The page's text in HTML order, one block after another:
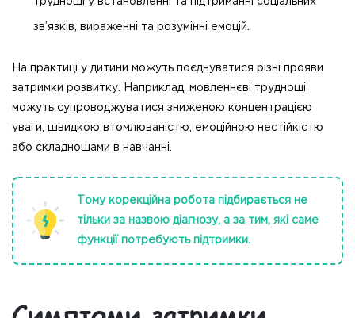
зв’язків, вираженні та розумінні емоцій.
На практиці у дитини можуть поєднуватися різні прояви
затримки розвитку. Наприклад, мовленнєві труднощі
можуть супроводжуватися зниженою концентрацією
уваги, швидкою втомлюваністю, емоційною нестійкістю
або складнощами в навчанні.
Тому корекційна робота підбирається не
тільки за назвою діагнозу, а за тим, які саме
функції потребують підтримки.